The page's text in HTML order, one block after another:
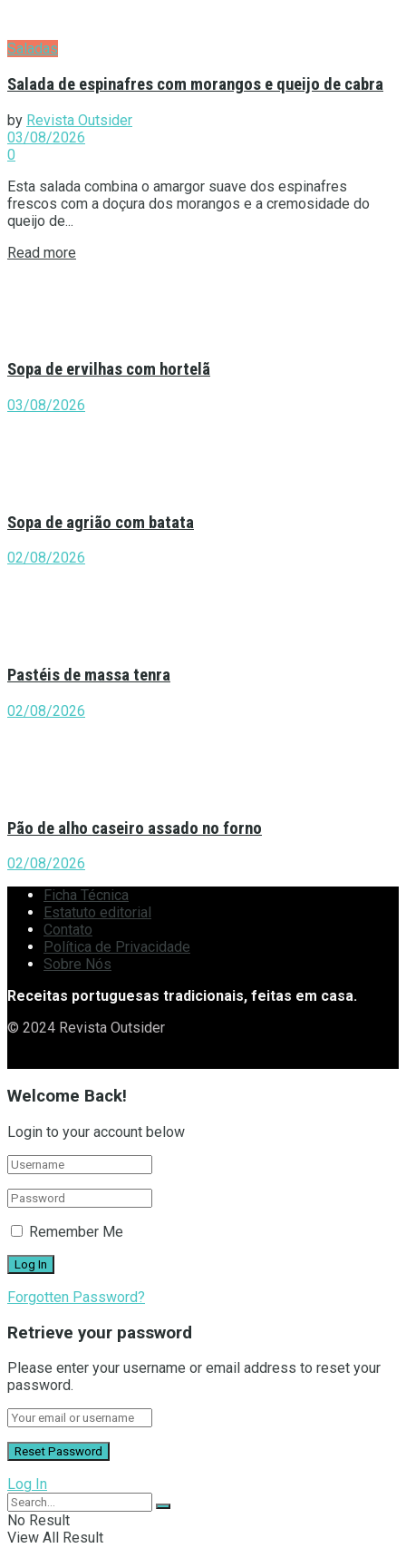
Saladas
Salada de espinafres com morangos e queijo de cabra
by Revista Outsider
03/08/2026
0
Esta salada combina o amargor suave dos espinafres
frescos com a doçura dos morangos e a cremosidade do
queijo de...
Read more
Sopa de ervilhas com hortelã
03/08/2026
Sopa de agrião com batata
02/08/2026
Pastéis de massa tenra
02/08/2026
Pão de alho caseiro assado no forno
02/08/2026
Ficha Técnica
Estatuto editorial
Contato
Política de Privacidade
Sobre Nós
Receitas portuguesas tradicionais, feitas em casa.
© 2024 Revista Outsider
Welcome Back!
Login to your account below
Remember Me
Forgotten Password?
Retrieve your password
Please enter your username or email address to reset your
password.
Log In
No Result
View All Result